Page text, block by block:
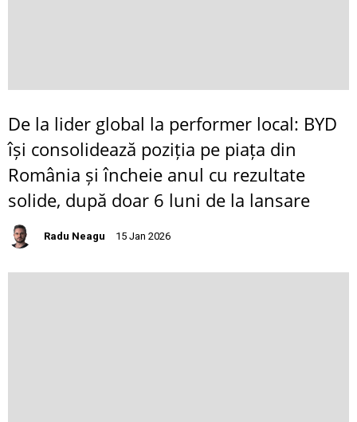
De la lider global la performer local: BYD
își consolidează poziția pe piața din
România și încheie anul cu rezultate
solide, după doar 6 luni de la lansare
Radu Neagu 15 Jan 2026